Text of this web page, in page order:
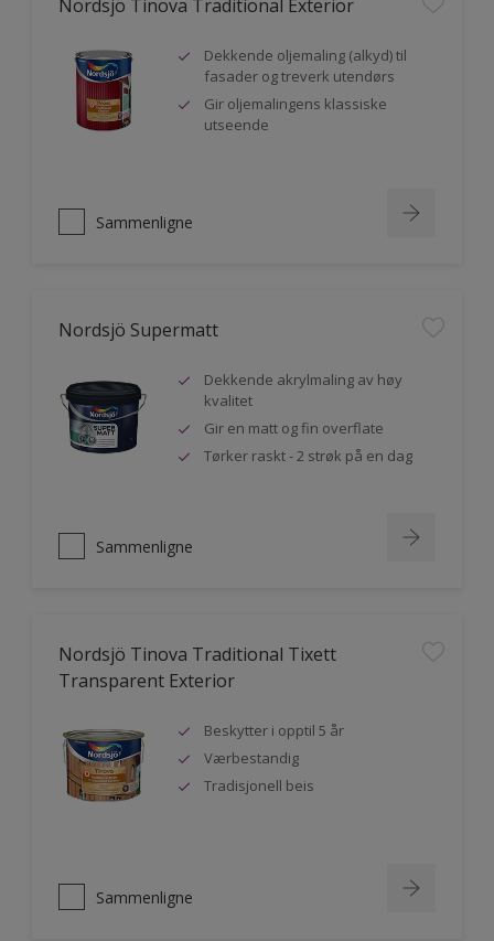
Nordsjö Tinova Traditional Exterior
Dekkende oljemaling (alkyd) til
fasader og treverk utendørs
Gir oljemalingens klassiske
utseende
Sammenligne
Nordsjö Supermatt
Dekkende akrylmaling av høy
kvalitet
Gir en matt og fin overflate
Tørker raskt - 2 strøk på en dag
Sammenligne
Nordsjö Tinova Traditional Tixett
Transparent Exterior
Beskytter i opptil 5 år
Værbestandig
Tradisjonell beis
Sammenligne